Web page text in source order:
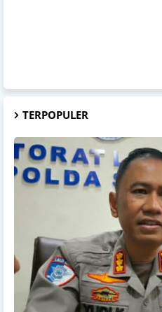
TERPOPULER